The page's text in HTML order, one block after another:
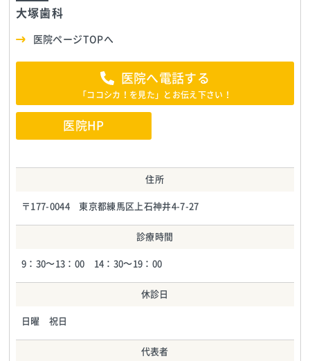
大塚歯科
医院ページTOPへ
医院へ電話する
「ココシカ！を見た」とお伝え下さい！
医院HP
住所
〒177-0044 東京都練馬区上石神井4-7-27
診療時間
9：30～13：00 14：30～19：00
休診日
日曜 祝日
代表者